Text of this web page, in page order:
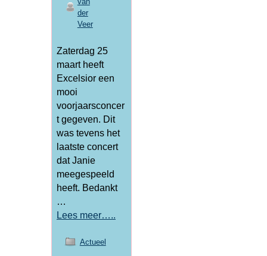
der
Veer
Zaterdag 25
maart heeft
Excelsior een
mooi
voorjaarsconcer
t gegeven. Dit
was tevens het
laatste concert
dat Janie
meegespeeld
heeft. Bedankt
…
Lees meer…..
Actueel